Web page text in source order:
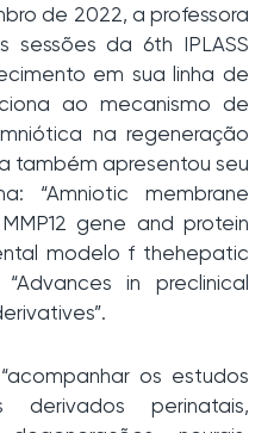
de 2022, a professora
sessões da 6th IPLASS
em sua linha de
ao mecanismo de
na regeneração
também apresentou seu
“Amniotic membrane
gene and protein
modelo f thehepatic
in preclinical
os estudos
perinatais,